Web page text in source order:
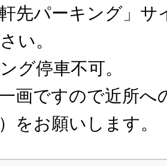
先パーキング」サ
い。
グ停車不可。
画ですので近所へ
をお願いします。